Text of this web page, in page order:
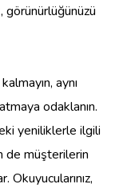
aynı
odaklanın.
yeniliklerle ilgili
de müşterilerin
Okuyucularınız,